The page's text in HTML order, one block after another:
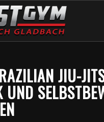
JIU-
UND